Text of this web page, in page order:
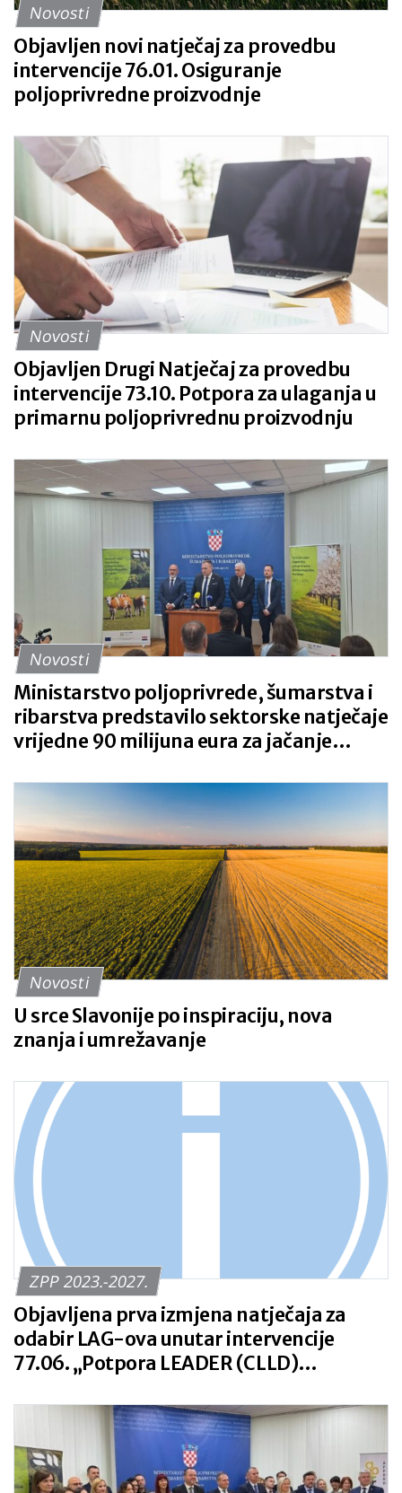
Novosti
Objavljen novi natječaj za provedbu
intervencije 76.01. Osiguranje
poljoprivredne proizvodnje
Novosti
Objavljen Drugi Natječaj za provedbu
intervencije 73.10. Potpora za ulaganja u
primarnu poljoprivrednu proizvodnju
Novosti
Ministarstvo poljoprivrede, šumarstva i
ribarstva predstavilo sektorske natječaje
vrijedne 90 milijuna eura za jačanje
Novosti
U srce Slavonije po inspiraciju, nova
znanja i umrežavanje
ZPP 2023.-2027.
Objavljena prva izmjena natječaja za
odabir LAG-ova unutar intervencije
77.06. „Potpora LEADER (CLLD)